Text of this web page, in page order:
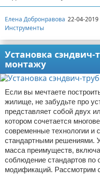
Елена Добронравова 22-04-2019
Инструменты
Установка
монтажу
Если вы мечтаете
жилище, не забудьте про
представляет собой двух
котором сочетается
современные технологии и
стандартными решениями.
масса преимуществ,
соблюдение стандартов по
модификаций. Рассмотрим